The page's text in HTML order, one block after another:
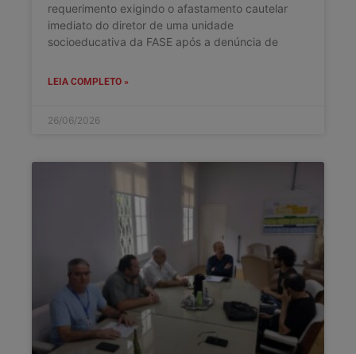
requerimento exigindo o afastamento cautelar
imediato do diretor de uma unidade
socioeducativa da FASE após a denúncia de
LEIA COMPLETO »
26/06/2026